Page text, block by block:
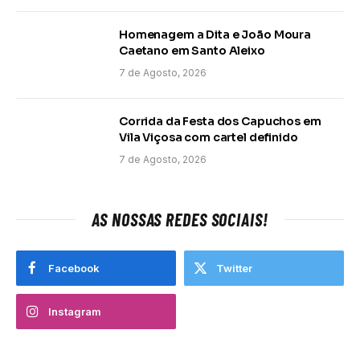
Homenagem a Dita e João Moura
Caetano em Santo Aleixo
7 de Agosto, 2026
Corrida da Festa dos Capuchos em
Vila Viçosa com cartel definido
7 de Agosto, 2026
AS NOSSAS REDES SOCIAIS!
Facebook Twitter
Instagram